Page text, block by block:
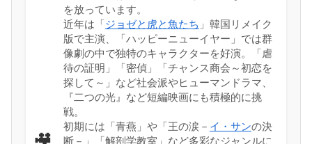
を放っています。
近年は「ジョゼと虎と魚たち 」韓国リメイク
版で主演、「ハッピーニューイヤー」では群
像劇の中で独特のキャラクターを好演。「虐
待の証明」「密偵」「チャンス商会～初恋を
探して～」など社会派やヒューマンドラマ、
『二つの光』など短編映画にも積極的に挑
戦。
初期には「青燕」や「王の涙－ イ・サンの決
断－」「解剖学教室」など多彩なジャンルに